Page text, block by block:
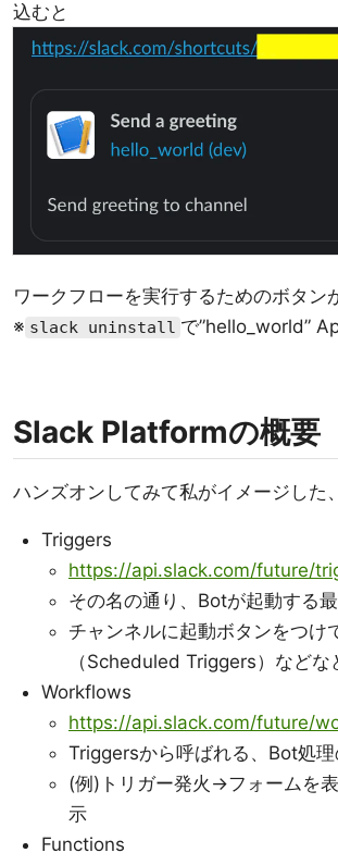
込むと
ワークフローを実行するためのボタ
※ slack uninstall で”hello_world”
Slack Platformの概要
ハンズオンしてみて私がイメージし
Triggers
https://api.slack.com/future/
その名の通り、Botが起動する
チャンネルに起動ボタンをつ
（Scheduled Triggers）などな
Workflows
https://api.slack.com/future/
Triggersから呼ばれる、Bot処理
(例)トリガー発火→フォームを
示
Functions